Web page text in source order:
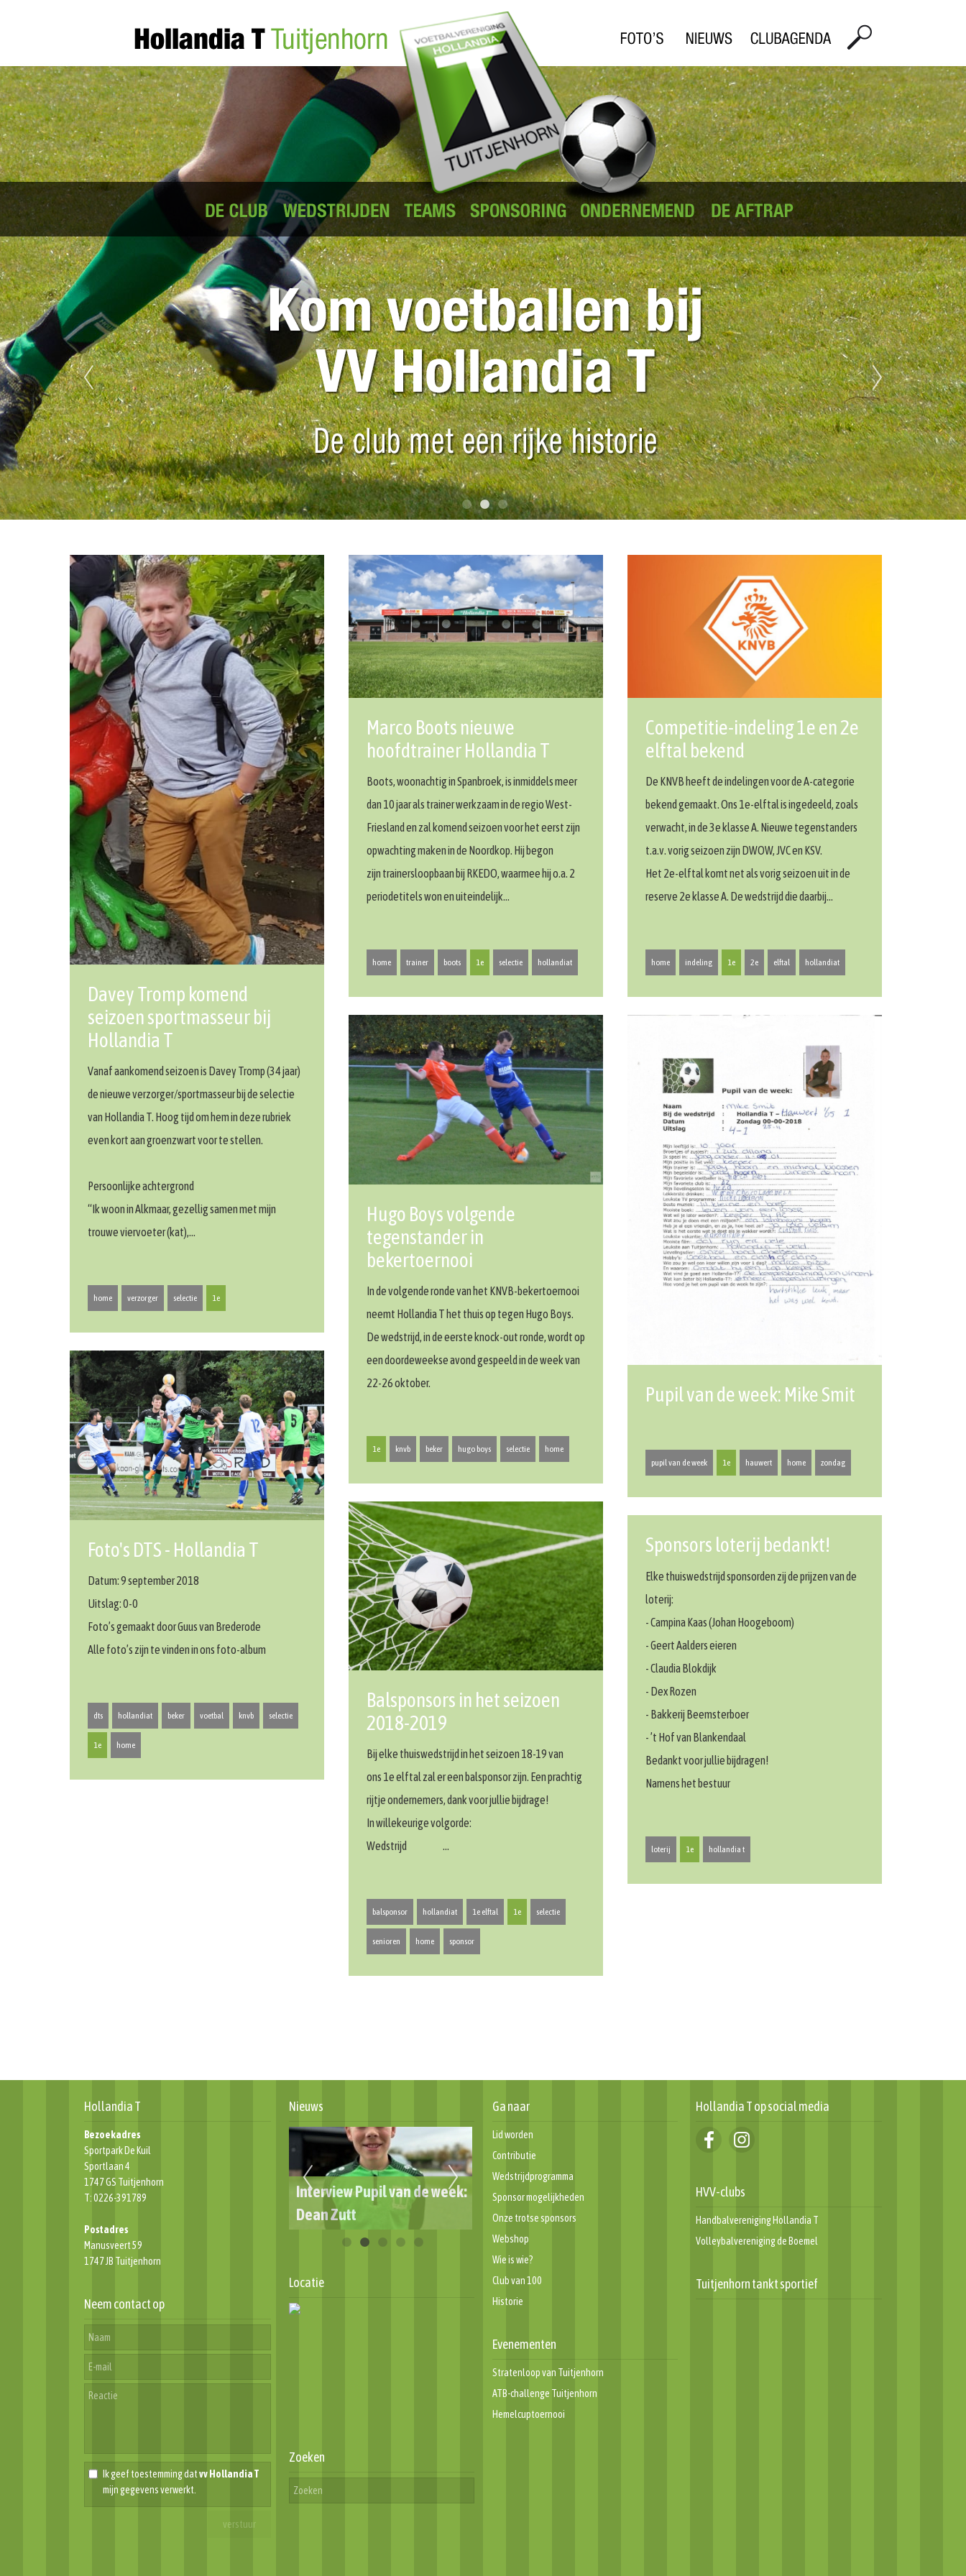
Davey Tromp komend
seizoen sportmasseur bij
Hollandia T
Vanaf aankomend seizoen is Davey Tromp (34 jaar)
de nieuwe verzorger/sportmasseur bij de selectie
van Hollandia T. Hoog tijd om hem in deze rubriek
even kort aan groenzwart voor te stellen.
Persoonlijke achtergrond
“Ik woon in Alkmaar, gezellig samen met mijn
trouwe viervoeter (kat),…
home verzorger selectie 1e
Marco Boots nieuwe
hoofdtrainer Hollandia T
Boots, woonachtig in Spanbroek, is inmiddels meer
dan 10 jaar als trainer werkzaam in de regio West-
Friesland en zal komend seizoen voor het eerst zijn
opwachting maken in de Noordkop. Hij begon
zijn trainersloopbaan bij RKEDO, waarmee hij o.a. 2
periodetitels won en uiteindelijk…
home trainer boots 1e selectie hollandiat
Competitie-indeling 1e en 2e
elftal bekend
De KNVB heeft de indelingen voor de A-categorie
bekend gemaakt. Ons 1e-elftal is ingedeeld, zoals
verwacht, in de 3e klasse A. Nieuwe tegenstanders
t.a.v. vorig seizoen zijn DWOW, JVC en KSV.
Het 2e-elftal komt net als vorig seizoen uit in de
reserve 2e klasse A. De wedstrijd die daarbij…
home indeling 1e 2e elftal hollandiat
Pupil van de week: Mike Smit
pupil van de week 1e hauwert home zondag
Hugo Boys volgende
tegenstander in
bekertoernooi
In de volgende ronde van het KNVB-bekertoernooi
neemt Hollandia T het thuis op tegen Hugo Boys.
De wedstrijd, in de eerste knock-out ronde, wordt op
een doordeweekse avond gespeeld in de week van
22-26 oktober.
1e knvb beker hugo boys selectie home
Foto's DTS - Hollandia T
Datum: 9 september 2018
Uitslag: 0-0
Foto’s gemaakt door Guus van Brederode
Alle foto’s zijn te vinden in ons foto-album
dts hollandiat beker voetbal knvb selectie
1e home
Balsponsors in het seizoen
2018-2019
Bij elke thuiswedstrijd in het seizoen 18-19 van
ons 1e elftal zal er een balsponsor zijn. Een prachtig
rijtje ondernemers, dank voor jullie bijdrage!
In willekeurige volgorde:
Wedstrijd …
balsponsor hollandiat 1e elftal 1e selectie
senioren home sponsor
Sponsors loterij bedankt!
Elke thuiswedstrijd sponsorden zij de prijzen van de
loterij:
- Campina Kaas (Johan Hoogeboom)
- Geert Aalders eieren
- Claudia Blokdijk
- Dex Rozen
- Bakkerij Beemsterboer
- ’t Hof van Blankendaal
Bedankt voor jullie bijdragen!
Namens het bestuur
loterij 1e hollandia t
Hollandia T
Bezoekadres
Sportpark De Kuil
Sportlaan 4
1747 GS Tuitjenhorn
T: 0226-391789
Postadres
Manusveert 59
1747 JB Tuitjenhorn
Neem contact op
Ik geef toestemming datvv Hollandia T
mijn gegevens verwerkt.
Nieuws
VAN CLUBICONENInterview Pupil van de week:
Week van de Scheidsrechter! Informatiegids leden 2024
Dankwoord en terugblik ATB
Challenge 2024
Locatie
Zoeken
Ga naar
Lid worden
Contributie
Wedstrijdprogramma
Sponsor mogelijkheden
Onze trotse sponsors
Webshop
Wie is wie?
Club van 100
Historie
Evenementen
Stratenloop van Tuitjenhorn
ATB-challenge Tuitjenhorn
Hemelcuptoernooi
Hollandia T op social media
HVV-clubs
Handbalvereniging Hollandia T
Volleybalvereniging de Boemel
Tuitjenhorn tankt sportief